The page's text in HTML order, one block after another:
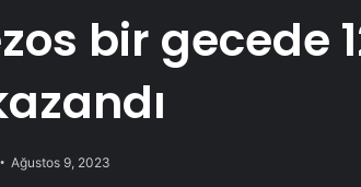
bir gecede
Ağustos 9, 2023